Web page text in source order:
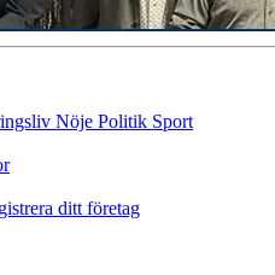
Nöje Politik Sport
ditt företag